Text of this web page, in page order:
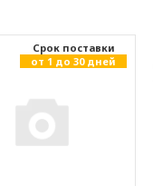
Cрок поставки
от 1 до 30 дней